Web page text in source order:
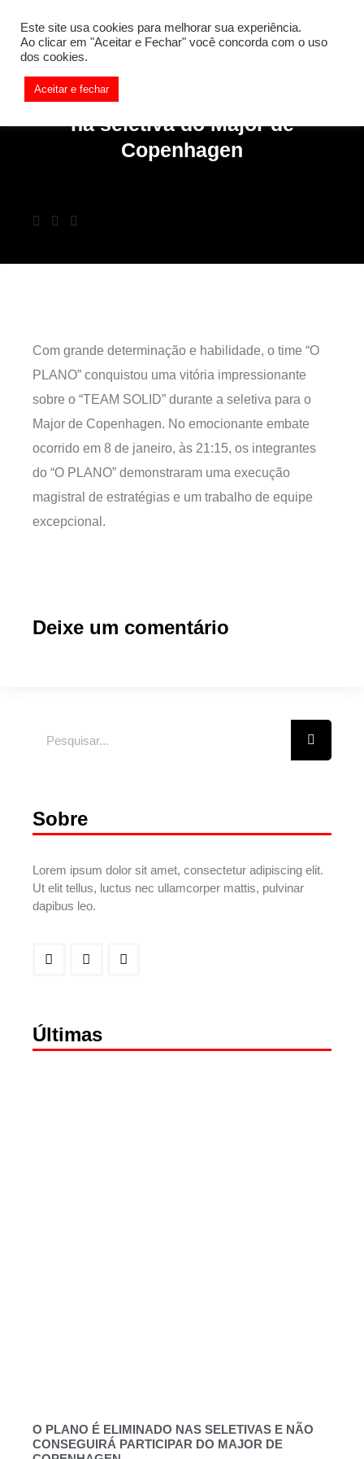
O PLANO conquistou a vitória
na seletiva do Major de
Copenhagen
Com grande determinação e habilidade, o time “O
PLANO” conquistou uma vitória impressionante
sobre o “TEAM SOLID” durante a seletiva para o
Major de Copenhagen. No emocionante embate
ocorrido em 8 de janeiro, às 21:15, os integrantes
do “O PLANO” demonstraram uma execução
magistral de estratégias e um trabalho de equipe
excepcional.
Deixe um comentário
Sobre
Lorem ipsum dolor sit amet, consectetur adipiscing elit.
Ut elit tellus, luctus nec ullamcorper mattis, pulvinar
dapibus leo.
Últimas
O PLANO É ELIMINADO NAS SELETIVAS E NÃO
CONSEGUIRÁ PARTICIPAR DO MAJOR DE
Este site usa cookies para melhorar sua experiência.
Ao clicar em "Aceitar e Fechar" você concorda com o uso
dos cookies.
Aceitar e fechar